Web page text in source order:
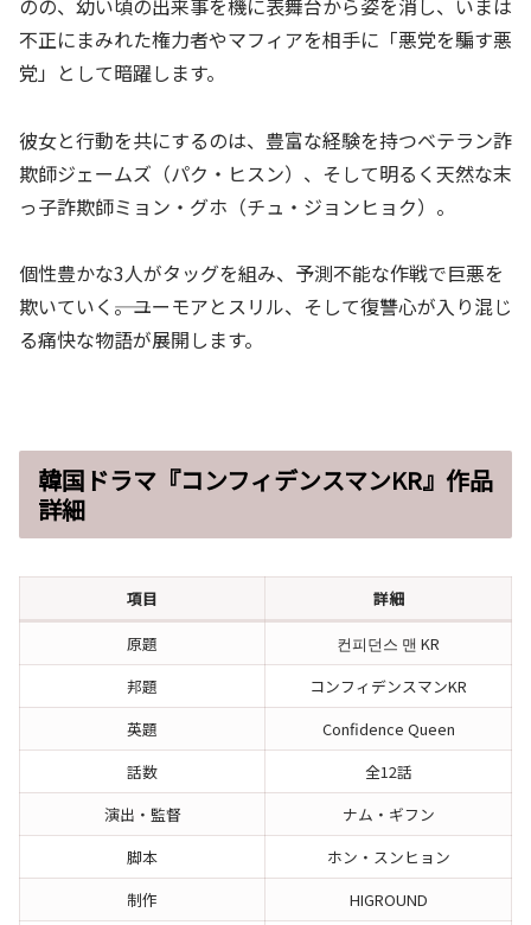
のの、幼い頃の出来事を機に表舞台から姿を消し、いまは
不正にまみれた権力者やマフィアを相手に「悪党を騙す悪
党」として暗躍します。
彼女と行動を共にするのは、豊富な経験を持つベテラン詐
欺師ジェームズ（パク・ヒスン）、そして明るく天然な末
っ子詐欺師ミョン・グホ（チュ・ジョンヒョク）。
個性豊かな3人がタッグを組み、予測不能な作戦で巨悪を
欺いていく――。ユーモアとスリル、そして復讐心が入り混じ
る痛快な物語が展開します。
韓国ドラマ『コンフィデンスマンKR』作品
詳細
項目
詳細
原題
컨피던스 맨 KR
邦題
コンフィデンスマンKR
英題
Confidence Queen
話数
全12話
演出・監督
ナム・ギフン
脚本
ホン・スンヒョン
制作
HIGROUND